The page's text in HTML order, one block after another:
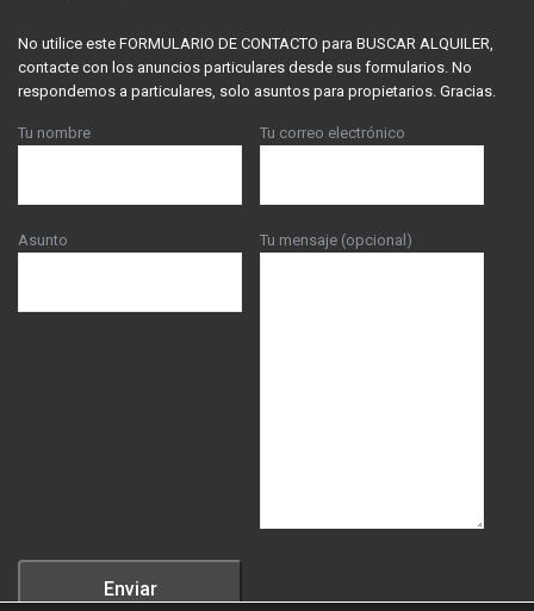
No utilice este FORMULARIO DE CONTACTO para BUSCAR ALQUILER,
contacte con los anuncios particulares desde sus formularios. No
respondemos a particulares, solo asuntos para propietarios. Gracias.
Tu nombre Tu correo electrónico
Asunto Tu mensaje (opcional)